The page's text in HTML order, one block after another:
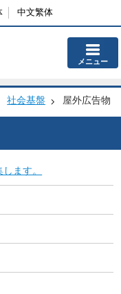
中文繁体
メニュー
社会基盤 屋外広告物
ます。